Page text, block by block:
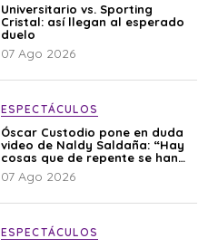
Universitario vs. Sporting
Cristal: así llegan al esperado
duelo
07 Ago 2026
ESPECTÁCULOS
Óscar Custodio pone en duda
video de Naldy Saldaña: “Hay
cosas que de repente se han
editado”
07 Ago 2026
ESPECTÁCULOS